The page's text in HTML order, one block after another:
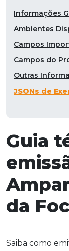
Guia
da
Saiba como
Informações
Ambientes
Campos
Campos do
Outras
JSONs de